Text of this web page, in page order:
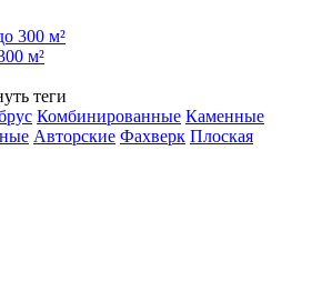
300 м²
м²
теги
Комбинированные Каменные
Авторские Фахверк Плоская